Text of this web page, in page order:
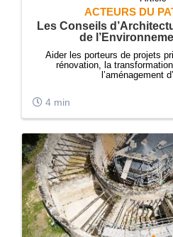
ACTEURS DU
Les Conseils
de
Aider les porteurs de projets
rénovation, la
l’aménagement
4 min